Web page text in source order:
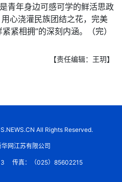
青年身边可感可学的鲜活思政
心浇灌民族团结之花，完美
紧相拥”的深刻内涵。（完）
【责任编辑：王玥】
All Rights Reserved.
网江苏有限公司
传真：（025）85602215